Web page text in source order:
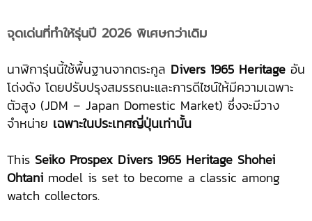
จุดเด่นที่ทำให้รุ่นปี 2026 พิเศษกว่าเดิม
นาฬิการุ่นนี้ใช้พื้นฐานจากตระกูล Divers 1965 Heritage อัน
โด่งดัง โดยปรับปรุงสมรรถนะและการดีไซน์ให้มีความเฉพาะ
ตัวสูง (JDM – Japan Domestic Market) ซึ่งจะมีวาง
จำหน่าย เฉพาะในประเทศญี่ปุ่นเท่านั้น
This Seiko Prospex Divers 1965 Heritage Shohei
Ohtani model is set to become a classic among
watch collectors.